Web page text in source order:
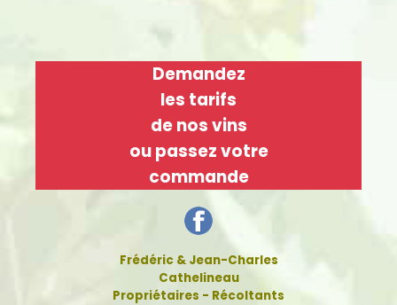
Demandez
les tarifs
de nos vins
ou passez votre
commande
Frédéric & Jean-Charles
Cathelineau
Propriétaires - Récoltants